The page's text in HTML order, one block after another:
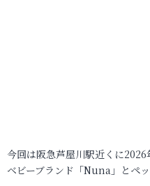
今回は阪急芦屋川駅近くに
ベビーブランド「Nuna」とペ